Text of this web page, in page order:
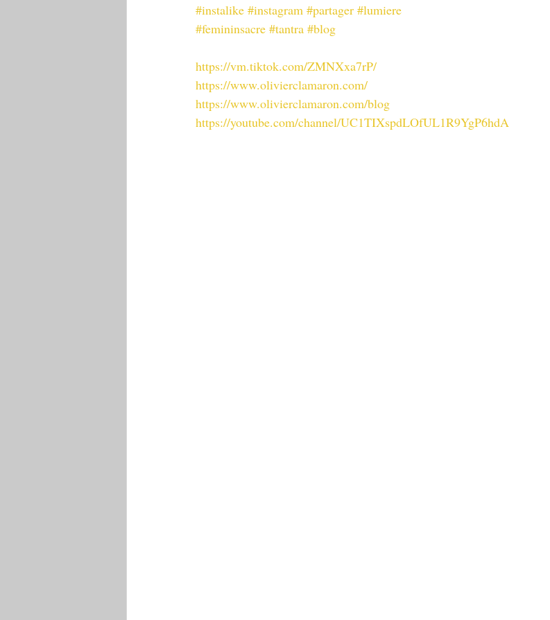
#instalike #instagram #partager #lumiere
#femininsacre #tantra #blog
https://vm.tiktok.com/ZMNXxa7rP/
https://www.olivierclamaron.com/
https://www.olivierclamaron.com/blog
https://youtube.com/channel/UC1TIXspdLOfUL1R9YgP6hdA